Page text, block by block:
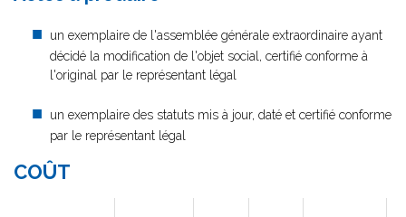
un exemplaire de l'assemblée générale extraordinaire ayant
décidé la modification de l'objet social, certifié conforme à
l'original par le représentant légal
un exemplaire des statuts mis à jour, daté et certifié conforme
par le représentant légal
COÛT